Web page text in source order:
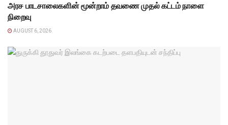
அரச பாடசாலைகளின் மூன்றாம் தவணை முதல் கட்டம் நாளை
நிறைவு
AUGUST 6, 2026